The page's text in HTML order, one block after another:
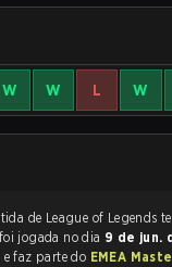
W W L W
A
e foi jogada no dia 9 de jun.
e faz parte do EMEA